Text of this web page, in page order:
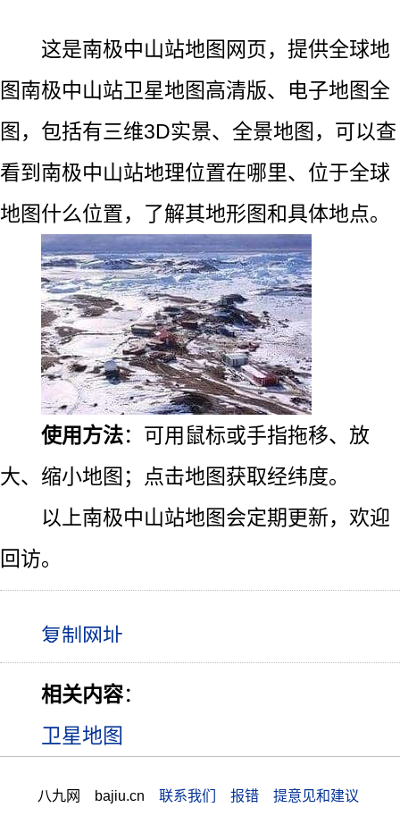
这是南极中山站地图网页，提供全球地
图南极中山站卫星地图高清版、电子地图全
图，包括有三维3D实景、全景地图，可以查
看到南极中山站地理位置在哪里、位于全球
地图什么位置，了解其地形图和具体地点。
使用方法：可用鼠标或手指拖移、放
大、缩小地图；点击地图获取经纬度。
以上南极中山站地图会定期更新，欢迎
回访。
相关内容：
卫星地图
八九网 bajiu.cn 联系我们 报错 提意见和建议